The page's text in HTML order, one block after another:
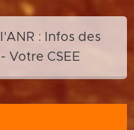
: Infos des
Votre CSEE